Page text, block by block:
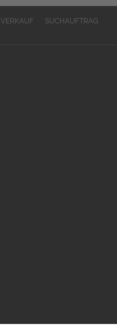
VERKAUF
SUCHAUFTRAG